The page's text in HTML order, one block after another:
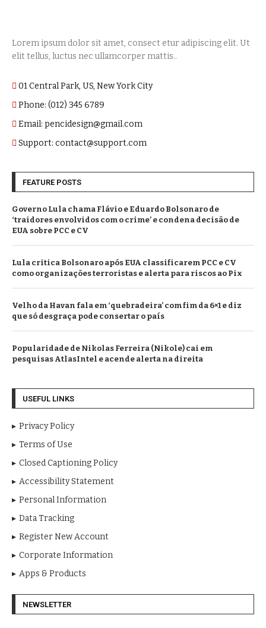
Lorem ipsum dolor sit amet, consect etur adipiscing elit. Ut
elit tellus, luctus nec ullamcorper mattis..
01 Central Park, US, New York City
Phone: (012) 345 6789
Email: pencidesign@gmail.com
Support: contact@support.com
FEATURE POSTS
Governo Lula chama Flávio e Eduardo Bolsonaro de
‘traidores envolvidos com o crime’ e condena decisão de
EUA sobre PCC e CV
Lula critica Bolsonaro após EUA classificarem PCC e CV
como organizações terroristas e alerta para riscos ao Pix
Velho da Havan fala em ‘quebradeira’ com fim da 6×1 e diz
que só desgraça pode consertar o país
Popularidade de Nikolas Ferreira (Nikole) cai em
pesquisas AtlasIntel e acende alerta na direita
USEFUL LINKS
Privacy Policy
Terms of Use
Closed Captioning Policy
Accessibility Statement
Personal Information
Data Tracking
Register New Account
Corporate Information
Apps & Products
NEWSLETTER